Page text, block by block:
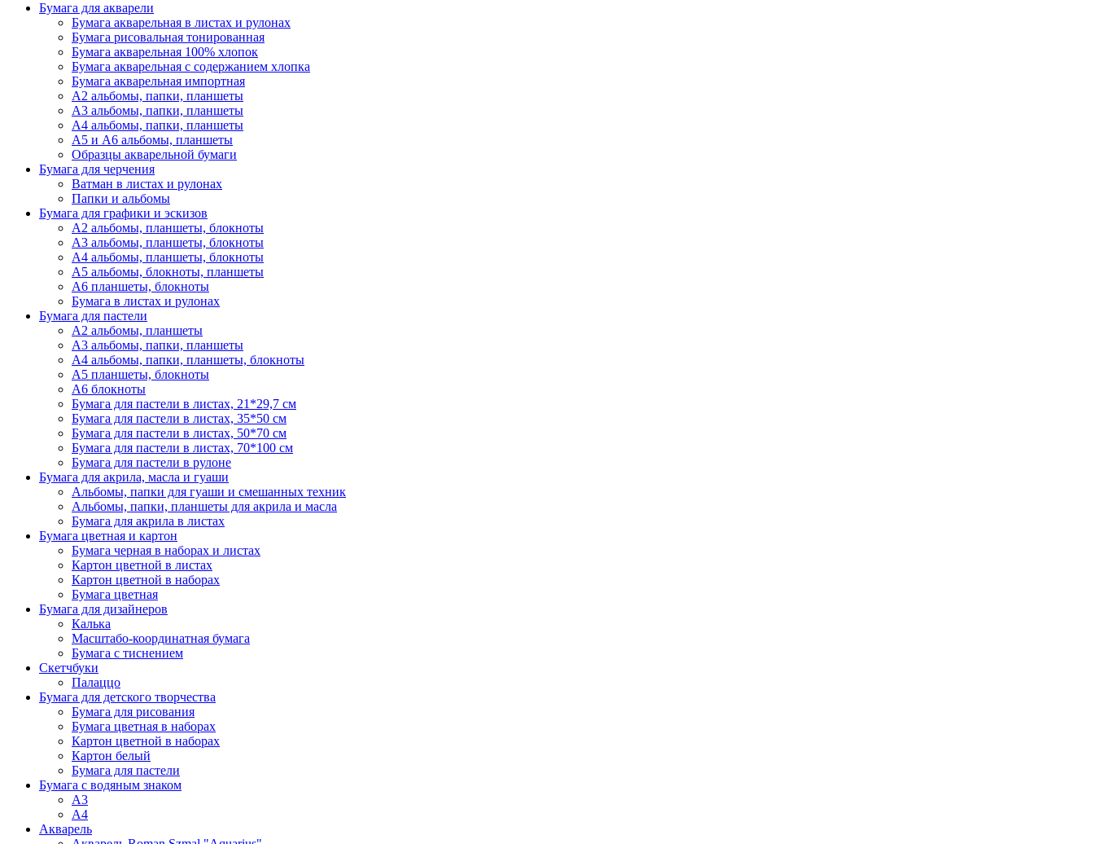
Бумага для акварели
Бумага акварельная в листах и рулонах
Бумага рисовальная тонированная
Бумага акварельная 100% хлопок
Бумага акварельная с содержанием хлопка
Бумага акварельная импортная
А2 альбомы, папки, планшеты
А3 альбомы, папки, планшеты
А4 альбомы, папки, планшеты
А5 и А6 альбомы, планшеты
Образцы акварельной бумаги
Бумага для черчения
Ватман в листах и рулонах
Папки и альбомы
Бумага для графики и эскизов
А2 альбомы, планшеты, блокноты
А3 альбомы, планшеты, блокноты
А4 альбомы, планшеты, блокноты
А5 альбомы, блокноты, планшеты
А6 планшеты, блокноты
Бумага в листах и рулонах
Бумага для пастели
А2 альбомы, планшеты
А3 альбомы, папки, планшеты
А4 альбомы, папки, планшеты, блокноты
А5 планшеты, блокноты
А6 блокноты
Бумага для пастели в листах, 21*29,7 см
Бумага для пастели в листах, 35*50 см
Бумага для пастели в листах, 50*70 см
Бумага для пастели в листах, 70*100 см
Бумага для пастели в рулоне
Бумага для акрила, масла и гуаши
Альбомы, папки для гуаши и смешанных техник
Альбомы, папки, планшеты для акрила и масла
Бумага для акрила в листах
Бумага цветная и картон
Бумага черная в наборах и листах
Картон цветной в листах
Картон цветной в наборах
Бумага цветная
Бумага для дизайнеров
Калька
Масштабо-координатная бумага
Бумага с тиснением
Скетчбуки
Палаццо
Бумага для детского творчества
Бумага для рисования
Бумага цветная в наборах
Картон цветной в наборах
Картон белый
Бумага для пастели
Бумага с водяным знаком
А3
А4
Акварель